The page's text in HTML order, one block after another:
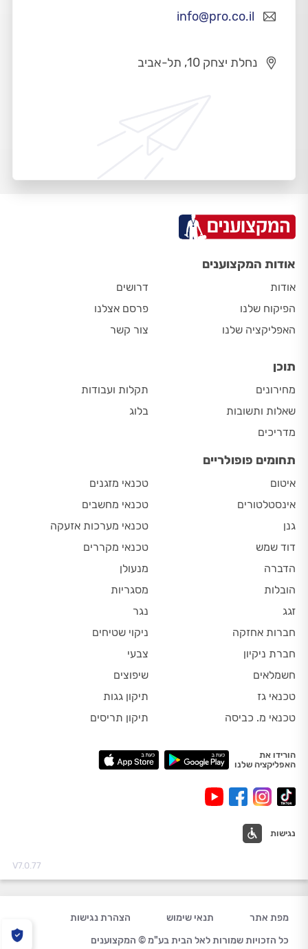
info@pro.co.il
נחלת יצחק 10, תל-אביב
אודות המקצוענים
אודות
הפיקוח שלנו
האפליקציה שלנו
דרושים
פרסם אצלנו
צור קשר
תוכן
מחירונים
שאלות ותשובות
מדריכים
תקלות ועבודות
בלוג
תחומים פופולריים
איטום
אינסטלטורים
גנן
דוד שמש
הדברה
הובלות
זגג
חברות אחזקה
חברת ניקיון
חשמלאים
טכנאי גז
טכנאי מ. כביסה
טכנאי מזגנים
טכנאי מחשבים
טכנאי מערכות אזעקה
טכנאי מקררים
מנעולן
מסגריות
נגר
ניקוי שטיחים
צבעי
שיפוצים
תיקון גגות
תיקון תריסים
הורידו את
האפליקציה שלנו
נגישות
V7.0.77
מפת אתר תנאי שימוש
הצהרת נגישות
כל הזכויות שמורות לאל הבית בע"מ © המקצוענים